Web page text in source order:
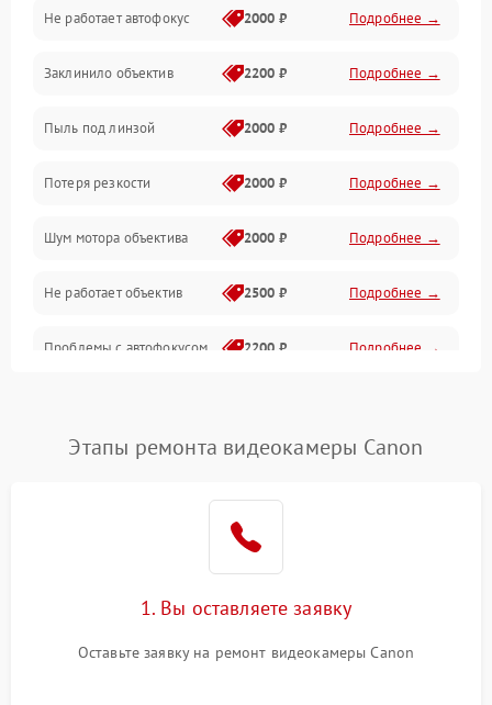
Хранение данных
Программное обеспечение
Механические повреждения
Аудио
Не работает автофокус 2000 ₽ Подробнее →
Заклинило объектив 2200 ₽ Подробнее →
Пыль под линзой 2000 ₽ Подробнее →
Потеря резкости 2000 ₽ Подробнее →
Шум мотора объектива 2000 ₽ Подробнее →
Не работает объектив 2500 ₽ Подробнее →
Проблемы с автофокусом 2200 ₽ Подробнее →
2200 ₽
Не работает стабилизация
2300 ₽ Подробнее →
Этапы ремонта видеокамеры Canon
1. Вы оставляете заявку
Оставьте заявку на ремонт видеокамеры Canon